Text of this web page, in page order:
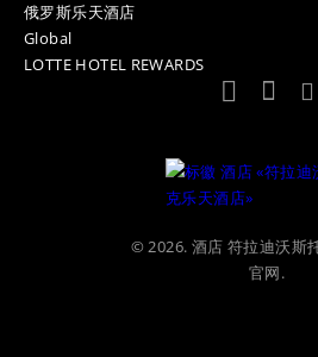
© 2026. 酒店 符拉迪沃斯
官网.
俄罗斯乐天酒店
Global
LOTTE HOTEL REWARDS